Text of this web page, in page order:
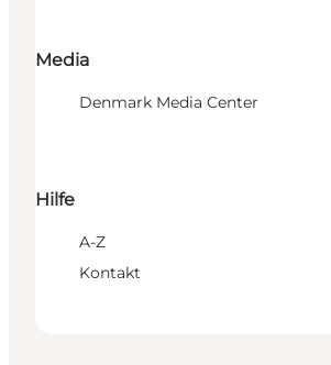
Media
Denmark Media Center
Hilfe
A-Z
Kontakt